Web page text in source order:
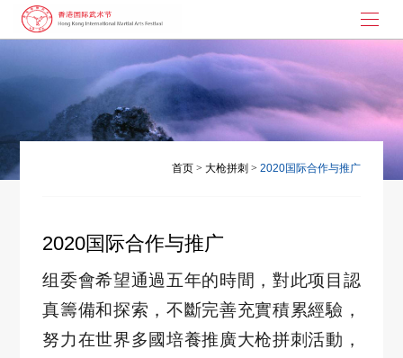
首页
武术节起源
大枪拼刺
演讲与书画
联系我们
首页 > 大枪拼刺 > 2020国际合作与推广
2020国际合作与推广
组委會希望通過五年的時間，對此项目 認
真籌備和探索，不斷完善充實積累經驗，
努力在世界多國培養推廣大枪拼刺活動，